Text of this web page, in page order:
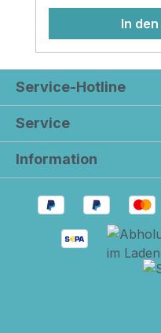
sich dadurch
In
Service-Hotline
Service
Information